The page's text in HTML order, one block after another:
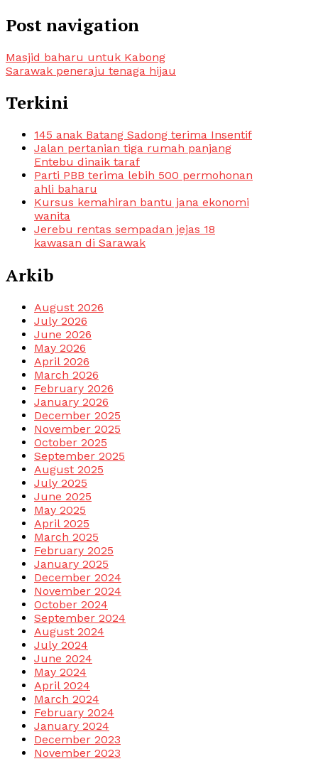
Post navigation
Masjid baharu untuk Kabong
Sarawak peneraju tenaga hijau
Terkini
145 anak Batang Sadong terima Insentif
Jalan pertanian tiga rumah panjang
Entebu dinaik taraf
Parti PBB terima lebih 500 permohonan
ahli baharu
Kursus kemahiran bantu jana ekonomi
wanita
Jerebu rentas sempadan jejas 18
kawasan di Sarawak
Arkib
August 2026
July 2026
June 2026
May 2026
April 2026
March 2026
February 2026
January 2026
December 2025
November 2025
October 2025
September 2025
August 2025
July 2025
June 2025
May 2025
April 2025
March 2025
February 2025
January 2025
December 2024
November 2024
October 2024
September 2024
August 2024
July 2024
June 2024
May 2024
April 2024
March 2024
February 2024
January 2024
December 2023
November 2023